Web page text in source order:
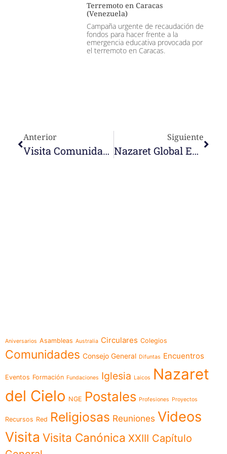
Terremoto en Caracas
(Venezuela)
Campaña urgente de recaudación de
fondos para hacer frente a la
emergencia educativa provocada por
el terremoto en Caracas.
Anterior
Visita Comunidad De Darwin. Febrero 2020
Siguiente
Nazaret Global Education
Aniversarios Asambleas Australia Circulares Colegios
Comunidades Consejo General Difuntas Encuentros
Eventos Formación Fundaciones Iglesia Laicos
Nazaret
del Cielo NGE Postales Profesiones Proyectos
Recursos Red Religiosas Reuniones Videos
Visita Visita Canónica XXIII Capítulo